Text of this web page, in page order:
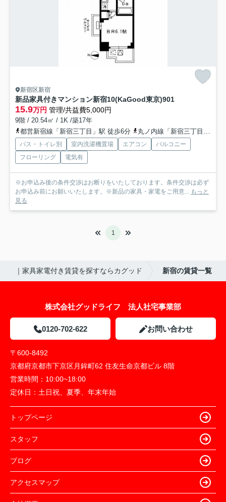
新宿区新宿
新品家具付きマンション新宿10(KaGood東京)901
15.9万円 管理/共益費5,000円
9階 / 20.54㎡ / 1K /築17年
都営新宿線「新宿三丁目」駅 徒歩6分
丸ノ内線「新宿三丁目」駅 徒歩6分
バス・トイレ別 室内洗濯機置場 エアコン
バルコニー
フローリング
電気有
※お申込み後の条件交渉はお断りをいたしております。条件交渉は必ず
お申込み前にお願いいたします。※新品の家具・家電をご用意... もっと
見る
1
｜家具家電付き賃貸を探すならカグッド 新宿の賃貸一覧
株式会社グッドライフ 法人社宅事業部
0120-702-622 お問い合わせ
〒600-8492
京都府京都市下京区月鉾町62 住友生命京都ビル 8階
営業時間： 10:00~18:00
定休日： 土日祝、夏季、年末年始
トップページ
スタッフ
ブログ
アクセスマップ